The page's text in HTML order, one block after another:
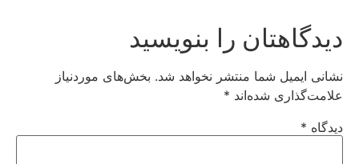
دیدگاهتان را بنویسید
نشانی ایمیل شما منتشر نخواهد شد. بخش‌های موردنیاز
علامت‌گذاری شده‌اند *
دیدگاه *